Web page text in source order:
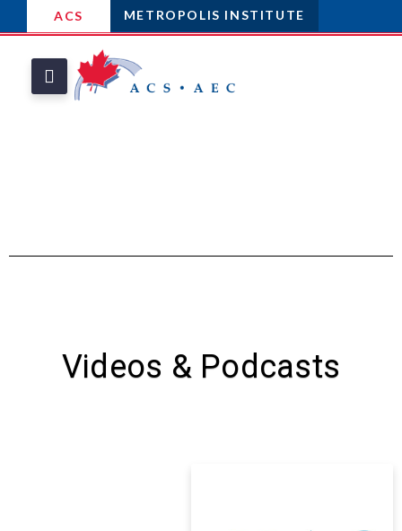
ACS METROPOLIS INSTITUTE
Videos & Podcasts